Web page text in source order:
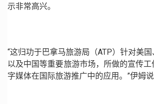
示非常高兴。
“这归功于巴拿马旅游局（ATP）针对美
以及中国等重要旅游市场，所做的宣传
字媒体在国际旅游推广中的应用。”伊姆说